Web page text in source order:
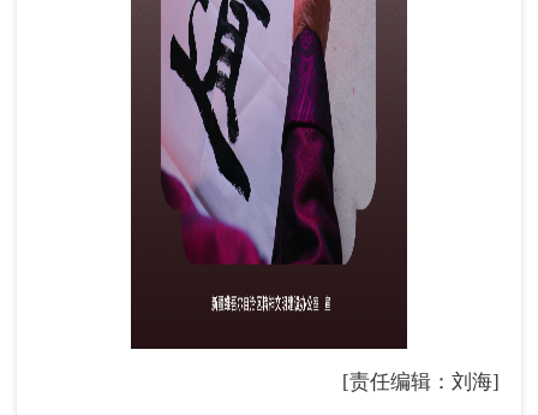
[责任编辑：刘海]